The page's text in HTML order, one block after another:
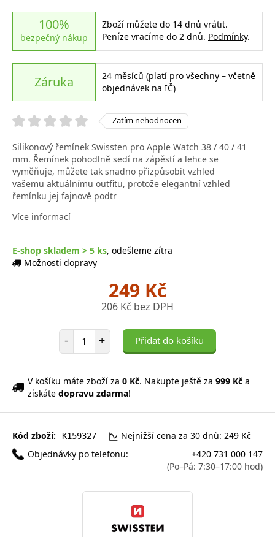
100%
bezpečný nákup
Zboží můžete do 14 dnů vrátit.
Peníze vracíme do 2 dnů. Podmínky.
Záruka
24 měsíců (platí pro všechny – včetně
objednávek na IČ)
Zatím nehodnocen
Silikonový řemínek Swissten pro Apple Watch 38 / 40 / 41
mm. Řemínek pohodlně sedí na zápěstí a lehce se
vyměňuje, můžete tak snadno přizpůsobit vzhled
vašemu aktuálnímu outfitu, protože elegantní vzhled
řemínku jej fajnově podtr
Více informací
E-shop skladem > 5 ks, odešleme zítra
Možnosti dopravy
249 Kč
206 Kč bez DPH
- Počet položek
+ Přidat do košíku
V košíku máte zboží za 0 Kč. Nakupte ještě za 999 Kč a
získáte dopravu zdarma!
Kód zboží: K159327
Nejnižší cena za 30 dnů: 249 Kč
Objednávky po telefonu:
+420 731 000 147
(Po–Pá: 7:30–17:00 hod)